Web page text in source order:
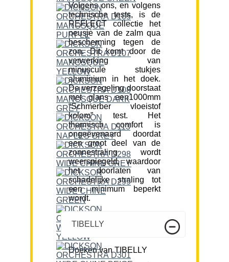
Volgens ons, en volgens
technische tests, is de
REFLECT collectie het
neusje van de zalm qua
bescherming tegen de
zon. Dit komt door de
verwerking van
minuscule stukjes
aluminium in het doek.
De verzegeling doorstaat
met glans een1000mm
“Schmerber vloeistof
kolom” test. Het
thermisch comfort is
ongeëvenaard doordat
een groot deel van de
zonnestraling wordt
weerspiegeld, waardoor
het doorlaten van
schadelijke straling tot
een minimum beperkt
wordt.
TIBELLY
Doeken van TIBELLY